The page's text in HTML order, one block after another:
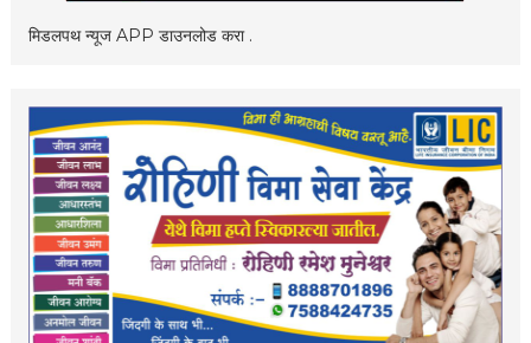
मिडलपथ न्यूज APP डाउनलोड करा .